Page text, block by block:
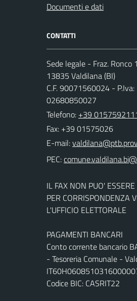
Documenti e dati
CONTATTI
Sede legale - Fraz. Ronco 1
13835 Valdilana (BI)
C.F. 90071560024 - P.Iva:
02680850027
Telefono: +39
Fax: +39 01575026
E-mail:
PEC:
IL FAX NON PUO'
PER CORRISPONDENZA
L'UFFICIO ELETTORALE
PAGAMENTI BANCARI
Conto corrente bancario
- Tesoreria Comunale -
Codice BIC: CASRIT22